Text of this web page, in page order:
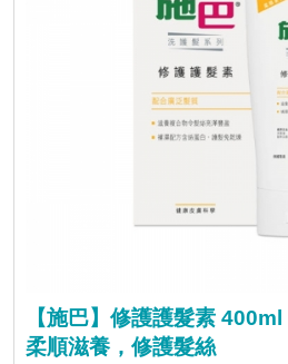
【施巴】修護護髮素 400ml
柔順滋養，修護髮絲